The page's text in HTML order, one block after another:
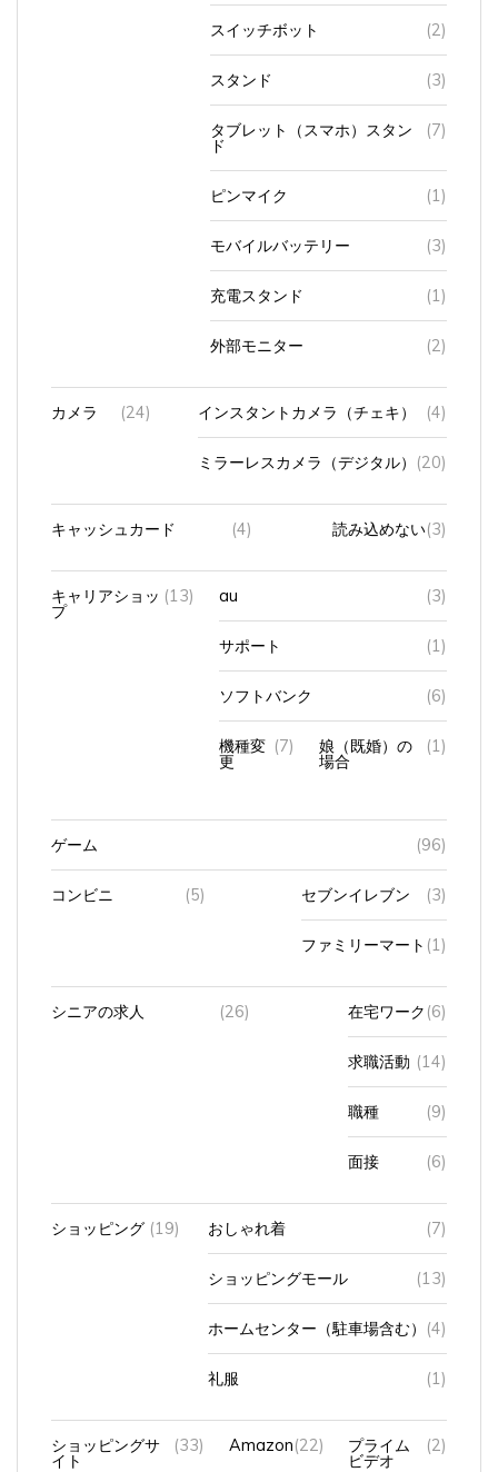
スイッチボット (2)
スタンド (3)
タブレット（スマホ）スタン
ド
(7)
ピンマイク (1)
モバイルバッテリー (3)
充電スタンド (1)
外部モニター (2)
カメラ (24) インスタントカメラ（チェキ） (4)
ミラーレスカメラ（デジタル） (20)
キャッシュカード (4) 読み込めない(3)
キャリアショッ
プ
(13) au (3)
サポート (1)
ソフトバンク (6)
機種変
更
(7) 娘（既婚）の
場合
(1)
ゲーム (96)
コンビニ (5) セブンイレブン (3)
ファミリーマート (1)
シニアの求人 (26) 在宅ワーク (6)
求職活動 (14)
職種 (9)
面接 (6)
ショッピング (19) おしゃれ着 (7)
ショッピングモール (13)
ホームセンター（駐車場含む） (4)
礼服 (1)
ショッピングサ
イト
(33) Amazon(22) プライム
ビデオ
(2)